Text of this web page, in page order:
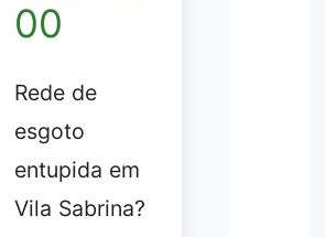
00
Rede de
esgoto
entupida em
Vila Sabrina?